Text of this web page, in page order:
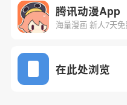
下一话
腾讯动漫App
海量漫画 新人7天
在此处浏览